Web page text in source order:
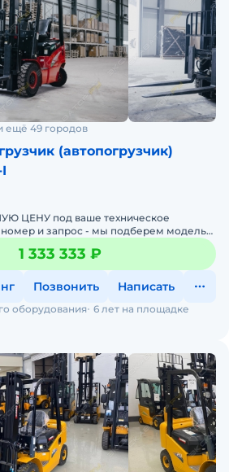
ещё 49 городов
(автопогрузчик)
ЦЕНУ под ваше техническое
1 333 333 ₽
Позвонить Написать
оборудования 6 лет на площадке